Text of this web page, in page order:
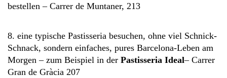
bestellen – Carrer de Muntaner, 213
8. eine typische Pastisseria besuchen, ohne viel Schnick-
Schnack, sondern einfaches, pures Barcelona-Leben am
Morgen – zum Beispiel in der Pastisseria Ideal– Carrer
Gran de Gràcia 207